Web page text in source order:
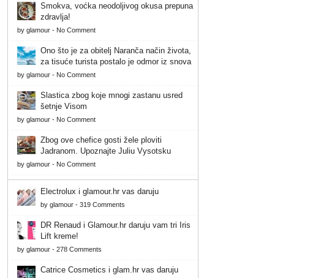
Smokva, voćka neodoljivog okusa prepuna
zdravlja!
by glamour - No Comment
Ono što je za obitelj Naranča način života,
za tisuće turista postalo je odmor iz snova
by glamour - No Comment
Slastica zbog koje mnogi zastanu usred
šetnje Visom
by glamour - No Comment
Zbog ove chefice gosti žele ploviti
Jadranom. Upoznajte Juliu Vysotsku
by glamour - No Comment
Electrolux i glamour.hr vas daruju
by glamour - 319 Comments
DR Renaud i Glamour.hr daruju vam tri Iris
Lift kreme!
by glamour - 278 Comments
Catrice Cosmetics i glam.hr vas daruju